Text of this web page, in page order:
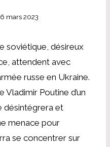
mars 2023
soviétique, désireux
attendent avec
russe en Ukraine.
Poutine d’un
désintégrera et
menace pour
se concentrer sur